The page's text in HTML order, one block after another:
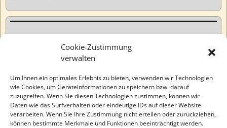
Cookie-Zustimmung
verwalten
Um Ihnen ein optimales Erlebnis zu bieten, verwenden wir Technologien
wie Cookies, um Geräteinformationen zu speichern bzw. darauf
zuzugreifen. Wenn Sie diesen Technologien zustimmen, können wir
Daten wie das Surfverhalten oder eindeutige IDs auf dieser Website
verarbeiten. Wenn Sie Ihre Zustimmung nicht erteilen oder zurückziehen,
können bestimmte Merkmale und Funktionen beeinträchtigt werden.
Varia